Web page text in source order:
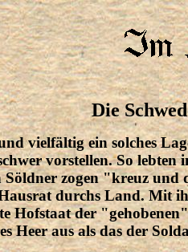
Die
vielfältig ein solches
vorstellen. So lebten
Söldner zogen "kreuz
durchs Land. Mit
Hofstaat der
Heer aus als das der